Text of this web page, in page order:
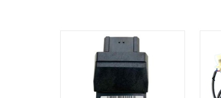
AGGIUNGI AL
CARRELLO